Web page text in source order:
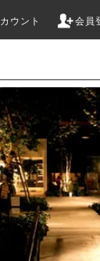
ウント 会員